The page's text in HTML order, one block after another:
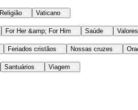
Religião Vaticano
For Her &amp; For Him Saúde Valores
Feriados cristãos Nossas cruzes
Santuários Viagem